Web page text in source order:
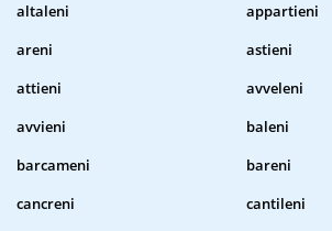
altaleni
appartieni
areni
astieni
attieni
avveleni
avvieni
baleni
barcameni
bareni
cancreni
cantileni